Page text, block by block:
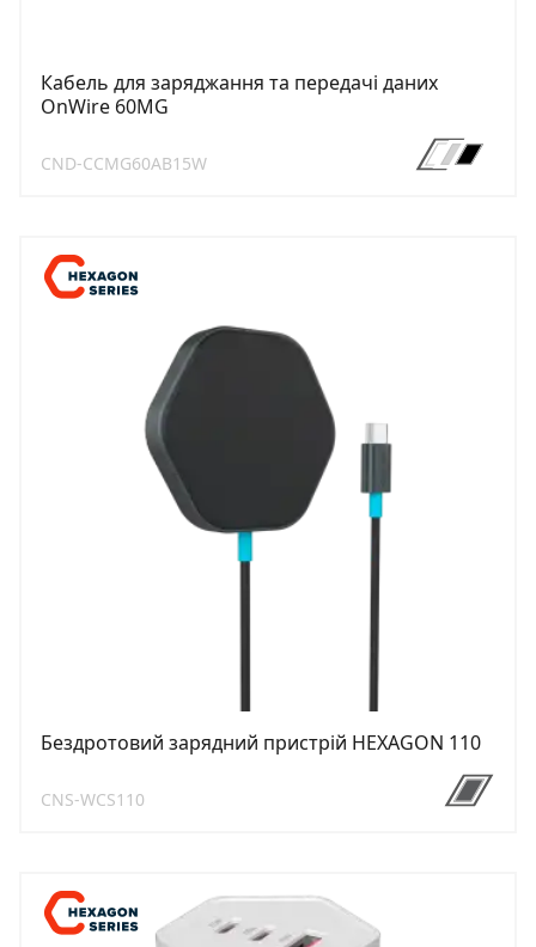
Кабель для заряджання та передачі даних
OnWire 60MG
CND-CCMG60AB15W
Бездротовий зарядний пристрій HEXAGON 110
CNS-WCS110